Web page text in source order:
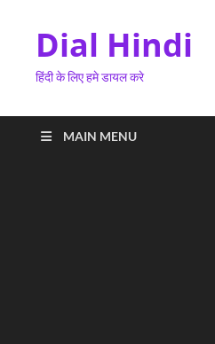
Dial Hindi
हिंदी के लिए हमे डायल करे
MAIN MENU